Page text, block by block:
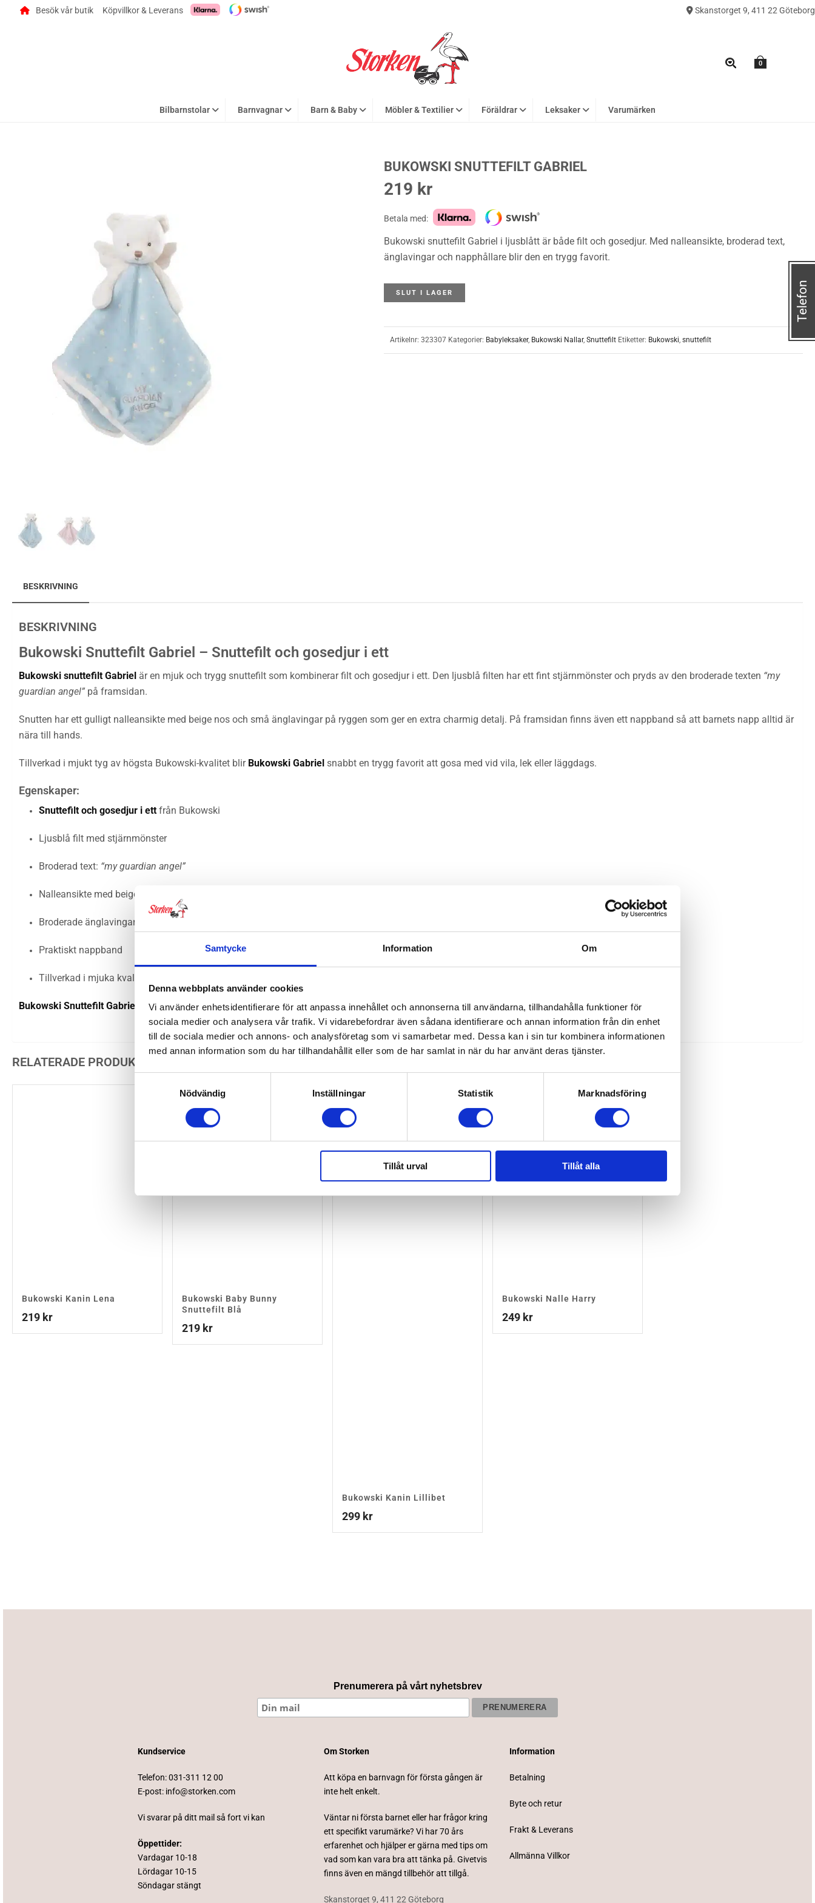
Samtycke Information Om
Denna webbplats använder cookies
Vi använder enhetsidentifierare för att anpassa innehållet och annonserna till användarna, tillhandahålla funktioner för
sociala medier och analysera vår trafik. Vi vidarebefordrar även sådana identifierare och annan information från din enhet
till de sociala medier och annons- och analysföretag som vi samarbetar med. Dessa kan i sin tur kombinera informationen
med annan information som du har tillhandahållit eller som de har samlat in när du har använt deras tjänster.
Nödvändig
Inställningar Statistik Marknadsföring
Tillåt urval Tillåt alla
Besök vår butik Köpvillkor & Leverans Skanstorget 9, 411 22 Göteborg
0
Bilbarnstolar Barnvagnar Barn & Baby Möbler & Textilier Föräldrar Leksaker Varumärken
BUKOWSKI SNUTTEFILT GABRIEL
219 kr
Betala med:
Bukowski snuttefilt Gabriel i ljusblått är både filt och gosedjur. Med nalleansikte, broderad text,
änglavingar och napphållare blir den en trygg favorit.
SLUT I LAGER
Artikelnr: 323307 Kategorier: Babyleksaker, Bukowski Nallar, Snuttefilt Etiketter: Bukowski, snuttefilt
BESKRIVNING
BESKRIVNING
Bukowski Snuttefilt Gabriel – Snuttefilt och gosedjur i ett
Bukowski snuttefilt Gabriel är en mjuk och trygg snuttefilt som kombinerar filt och gosedjur i ett. Den ljusblå filten har ett fint stjärnmönster och pryds av den broderade texten “my
guardian angel” på framsidan.
Snutten har ett gulligt nalleansikte med beige nos och små änglavingar på ryggen som ger en extra charmig detalj. På framsidan finns även ett nappband så att barnets napp alltid är
nära till hands.
Tillverkad i mjukt tyg av högsta Bukowski-kvalitet blir Bukowski Gabriel snabbt en trygg favorit att gosa med vid vila, lek eller läggdags.
Egenskaper:
Snuttefilt och gosedjur i ettfrån Bukowski
Ljusblå filt med stjärnmönster
Broderad text: “my guardian angel”
Nalleansikte med beige nos
Broderade änglavingar
Praktiskt nappband
Tillverkad i mjuka kvalitetsmaterial
Bukowski Snuttefilt Gabriel är en underbar present till nyfödd eller dop och blir en älskad följeslagare för de allra minsta.
RELATERADE PRODUKTER
Bukowski Kanin Lena
219 kr
EJ I LAGER
Bukowski Baby Bunny
Snuttefilt Blå
219 kr
Bukowski Kanin Lillibet
299 kr
EJ I LAGER
Bukowski Nalle Harry
249 kr
Prenumerera på vårt nyhetsbrev
Kundservice
Telefon:031-311 12 00
E-post: info@storken.com
Vi svarar på ditt mail så fort vi kan
Öppettider:
Vardagar 10-18
Lördagar 10-15
Söndagar stängt
Om Storken
Att köpa en barnvagn för första gången är
inte helt enkelt.
Väntar ni första barnet eller har frågor kring
ett specifikt varumärke? Vi har 70 års
erfarenhet och hjälper er gärna med tips om
vad som kan vara bra att tänka på. Givetvis
finns även en mängd tillbehör att tillgå.
Skanstorget 9, 411 22 Göteborg
Information
Betalning
Byte och retur
Frakt & Leverans
Allmänna Villkor
Telefon